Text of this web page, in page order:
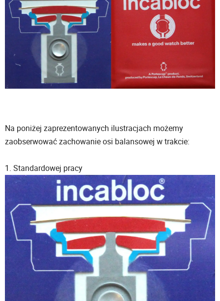
Na poniżej zaprezentowanych ilustracjach możemy
zaobserwować zachowanie osi balansowej w trakcie:
1. Standardowej pracy